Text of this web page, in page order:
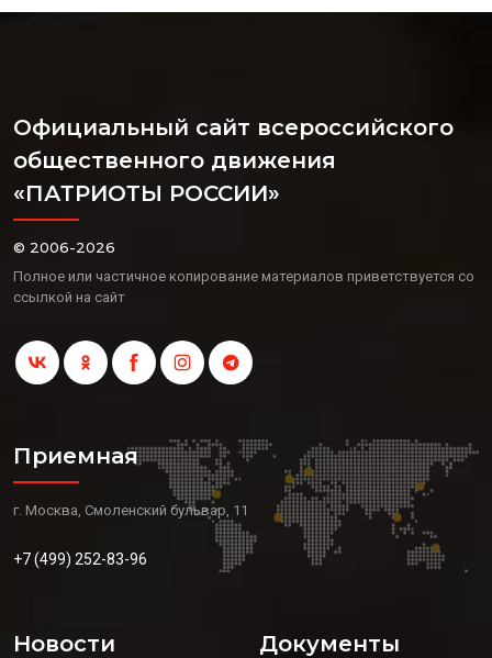
Официальный сайт всероссийского
общественного движения
«ПАТРИОТЫ РОССИИ»
© 2006-2026
Полное или частичное копирование материалов приветствуется со
ссылкой на сайт
Приемная
г. Москва, Смоленский бульвар, 11
+7 (499) 252-83-96
Новости Документы